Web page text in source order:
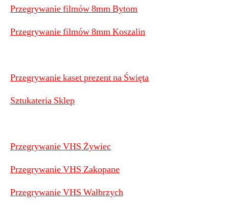
Przegrywanie filmów 8mm Bytom
Przegrywanie filmów 8mm Koszalin
Przegrywanie kaset prezent na Święta
Sztukateria Sklep
Przegrywanie VHS Żywiec
Przegrywanie VHS Zakopane
Przegrywanie VHS Wałbrzych